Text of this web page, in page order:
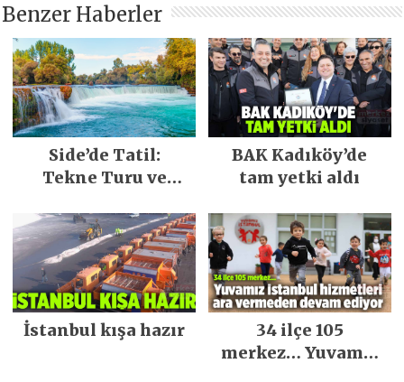
Benzer Haberler
Side’de Tatil:
Tekne Turu ve
BAK Kadıköy’de
tam yetki aldı
İstanbul kışa hazır
34 ilçe 105
merkez… Yuvamız